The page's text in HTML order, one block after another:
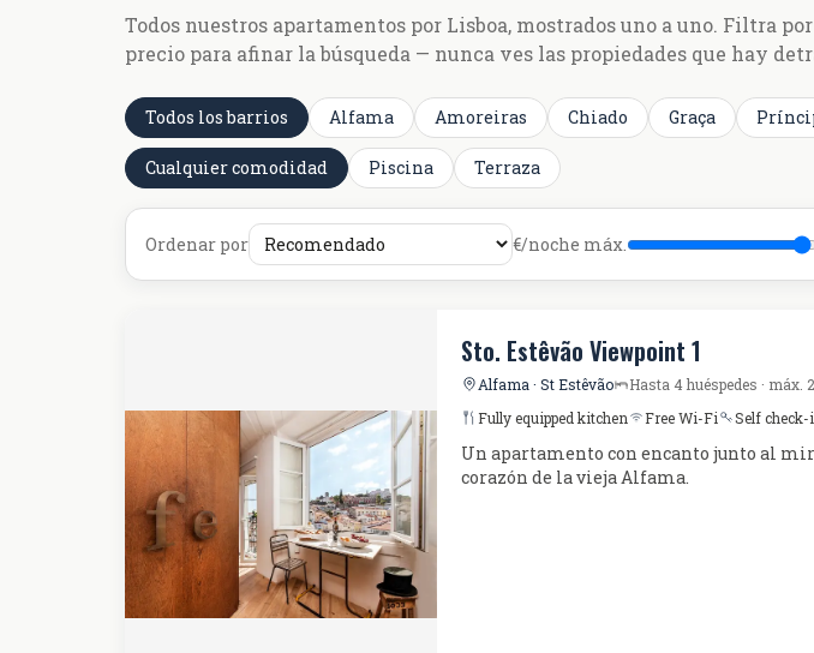
Todos nuestros apartamentos por Lisboa, mostrados uno a uno. Filtra
precio para afinar la búsqueda — nunca ves las propiedades que hay
Todos los barrios Alfama Amoreiras Chiado Graça
Cualquier comodidad Piscina Terraza
Ordenar por €/noche máx.
Sto. Estêvão Viewpoint 1
Alfama · St Estêvão
Hasta 4 huéspedes · máx.
Fully equipped kitchen
Free Wi-Fi Self check-
Un apartamento con encanto junto al
corazón de la vieja Alfama.